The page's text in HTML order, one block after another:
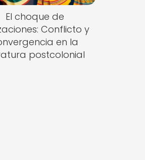
El choque de
Conflicto y
en la
postcolonial